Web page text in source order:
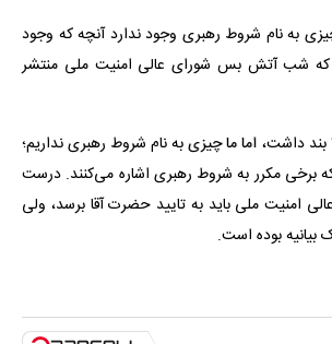
به نام شروط رهبری وجود ندارد آنچه که وجود
که شب آتش بس شورای عالی امنیت ملی منتشر
وی افزود: این بیانیه ۱۰ بند داشت، اما ما چیزی به نام شروط رهبری نداریم؛
برخی مکرر به شروط رهبری اشاره می‌کنند. درست
امنیت ملی باید به تایید حضرت آقا برسد، ولی
بیانیه بوده است.